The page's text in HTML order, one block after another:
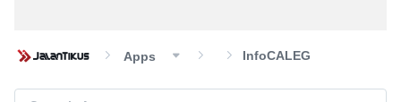
Apps InfoCALEG